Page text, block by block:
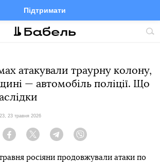
Підтримати
FacebookTelegramTwitter
атакували траурну колону,
— автомобіль поліції. Що
23 травня 2026
Facebook Twitter Telegram
росіяни продовжували атаки по